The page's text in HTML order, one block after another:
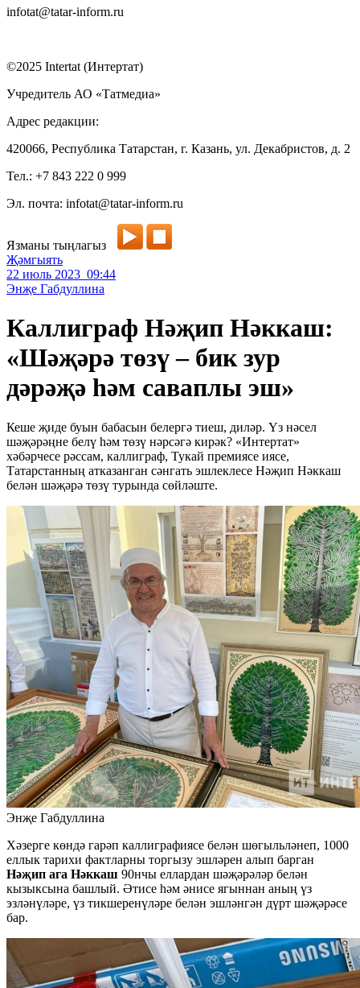
infotat@tatar-inform.ru
©2025 Intertat (Интертат)
Учредитель АО «Татмедиа»
Адрес редакции:
420066, Республика Татарстан, г. Казань, ул. Декабристов, д. 2
Тел.: +7 843 222 0 999
Эл. почта: infotat@tatar-inform.ru
Язманы тыңлагыз
Җәмгыять
22 июль 2023 09:44
Энҗе Габдуллина
Каллиграф Нәҗип Нәккаш:
«Шәҗәрә төзү – бик зур
дәрәҗә һәм саваплы эш»
Кеше җиде буын бабасын белергә тиеш, диләр. Үз нәсел
шәҗәрәңне белү һәм төзү нәрсәгә кирәк? «Интертат»
хәбәрчесе рәссам, каллиграф, Тукай премиясе иясе,
Татарстанның атказанган сәнгать эшлеклесе Нәҗип Нәккаш
белән шәҗәрә төзү турында сөйләште.
Энҗе Габдуллина
Хәзерге көндә гарәп каллиграфиясе белән шөгыльләнеп, 1000
еллык тарихи фактларны торгызу эшләрен алып барган
Нәҗип ага Нәккаш 90нчы еллардан шәҗәрәләр белән
кызыксына башлый. Әтисе һәм әнисе ягыннан аның үз
эзләнүләре, үз тикшеренүләре белән эшләнгән дүрт шәҗәрәсе
бар.